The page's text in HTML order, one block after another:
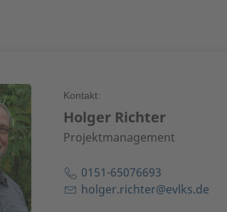
Kontakt:
Holger Richter
Projektmanagement
0151-65076693
holger.richter@evlks.de